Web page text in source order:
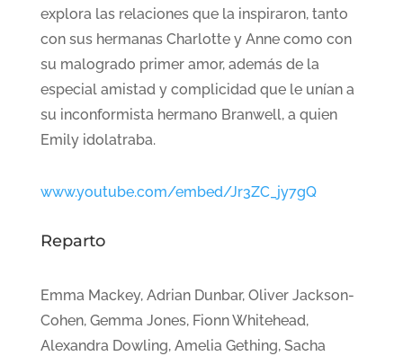
explora las relaciones que la inspiraron, tanto
con sus hermanas Charlotte y Anne como con
su malogrado primer amor, además de la
especial amistad y complicidad que le unían a
su inconformista hermano Branwell, a quien
Emily idolatraba.
www.youtube.com/embed/Jr3ZC_jy7gQ
Reparto
Emma Mackey, Adrian Dunbar, Oliver Jackson-
Cohen, Gemma Jones, Fionn Whitehead,
Alexandra Dowling, Amelia Gething, Sacha